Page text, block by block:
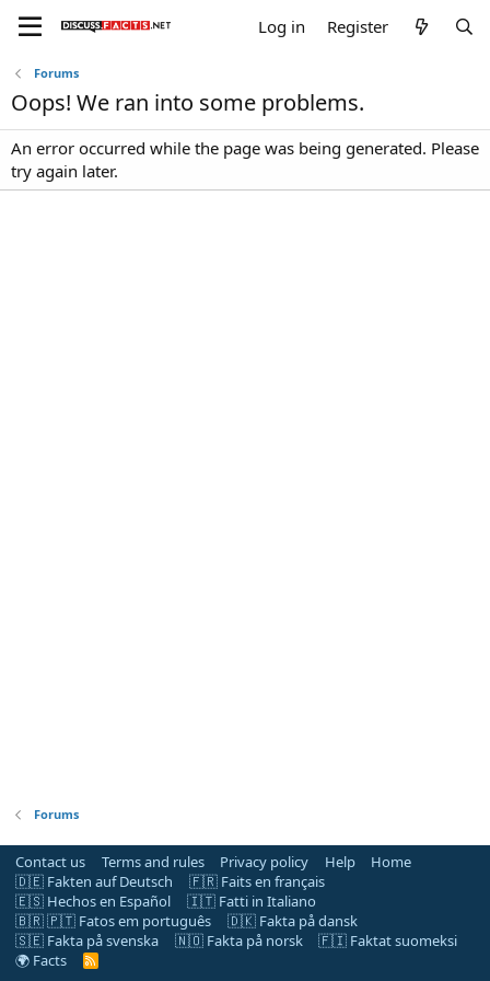
Log in Register
Forums
Oops! We ran into some problems.
An error occurred while the page was being generated. Please
try again later.
Forums
Contact us Terms and rules Privacy policy Help
Home
🇩🇪 Fakten auf Deutsch
🇫🇷 Faits en français
🇪🇸 Hechos en Español
🇮🇹 Fatti in Italiano
🇧🇷 🇵🇹 Fatos em português
🇩🇰 Fakta på dansk
🇸🇪 Fakta på svenska
🇳🇴 Fakta på norsk
🇫🇮 Faktat suomeksi
🌍 Facts
R